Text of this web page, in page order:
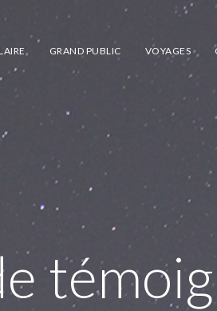
GRAND PUBLIC VOYAGES